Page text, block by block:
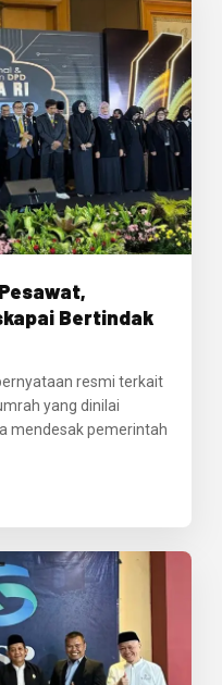
Bertindak
resmi terkait
yang dinilai
mendesak pemerintah